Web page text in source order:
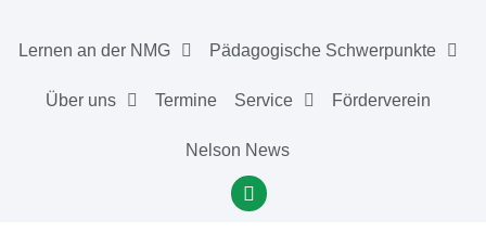
Lernen an der NMG Pädagogische Schwerpunkte
Über uns Termine Service Förderverein
Nelson News